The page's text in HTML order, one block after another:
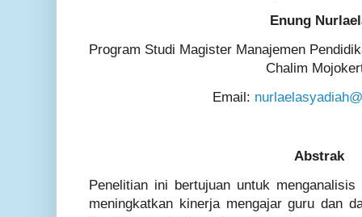
Enung
Program Studi Magister Manajemen
Chalim
Email:
Abstrak
Penelitian ini bertujuan untuk
meningkatkan kinerja mengajar guru dan